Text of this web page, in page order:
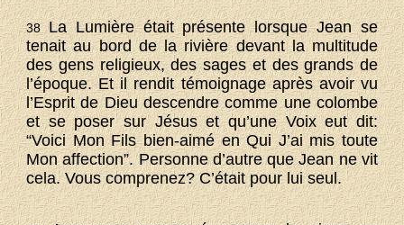
38La Lumière était présente lorsque Jean se
tenait au bord de la rivière devant la multitude
des gens religieux, des sages et des grands de
l’époque. Et il rendit témoignage après avoir vu
l’Esprit de Dieu descendre comme une colombe
et se poser sur Jésus et qu’une Voix eut dit:
“Voici Mon Fils bien-aimé en Qui J’ai mis toute
Mon affection”. Personne d’autre que Jean ne vit
cela. Vous comprenez? C’était pour lui seul.